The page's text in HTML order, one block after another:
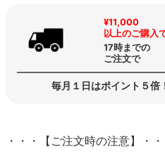
¥11,000
以上のご購入
17時までの
ご注文で
毎月１日はポイント５倍
・・・【ご注文時の注意】・・